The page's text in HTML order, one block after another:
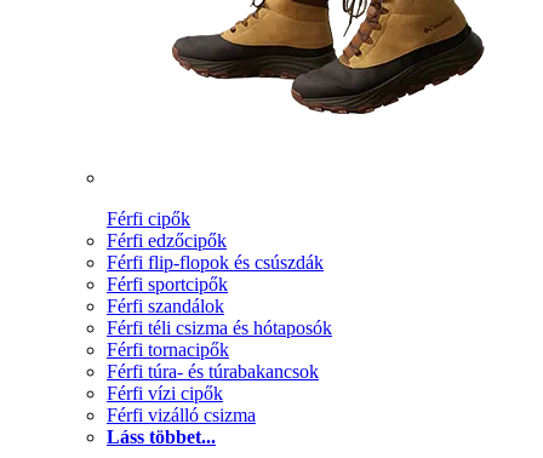
Férfi cipők
Férfi edzőcipők
Férfi flip-flopok és csúszdák
Férfi sportcipők
Férfi szandálok
Férfi téli csizma és hótaposók
Férfi tornacipők
Férfi túra- és túrabakancsok
Férfi vízi cipők
Férfi vizálló csizma
Láss többet...